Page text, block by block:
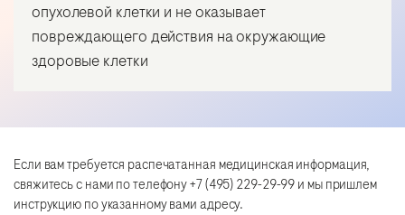
опухолевой клетки и не оказывает
повреждающего действия на окружающие
здоровые клетки
Если вам требуется распечатанная медицинская информация,
свяжитесь с нами по телефону +7 (495) 229-29-99 и мы пришлем
инструкцию по указанному вами адресу.